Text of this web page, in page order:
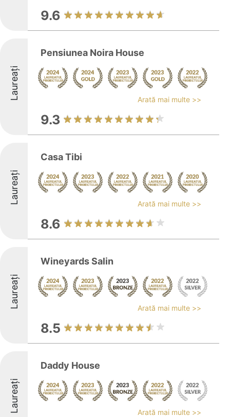
9.6
Laureați
Pensiunea Noira House
Arată mai multe >>
9.3
Laureați
Casa Tibi
Arată mai multe >>
8.6
Laureați
Wineyards Salin
Arată mai multe >>
8.5
Laureați
Daddy House
Arată mai multe >>